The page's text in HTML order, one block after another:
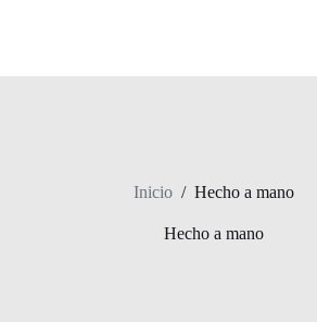
Inicio / Hecho a mano
Hecho a mano